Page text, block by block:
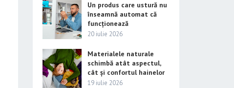
Un produs care ustură nu
înseamnă automat că
funcționează
20 iulie 2026
Materialele naturale
schimbă atât aspectul,
cât și confortul hainelor
19 iulie 2026